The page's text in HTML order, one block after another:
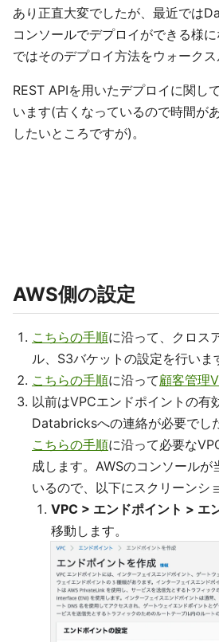
あり正直大変でしたが、最近では
コンソールでデプロイができる様
ではそのデプロイ方法をウォークス
REST APIを用いたデプロイに関し
います(古くなっているので時間が
したいところですが)。
AWS側の設定
こちらの手順に沿って、クロス
ル、S3バケットの設定を行いま
こちらの手順に沿って顧客管理
以前はVPCエンドポイントの有
Databricksへの連絡が必要でし
こちらの手順に沿って必要な
成します。AWSのコンソールが
いるので、以下にスクリーンシ
VPC > エンドポイント > エ
移動します。